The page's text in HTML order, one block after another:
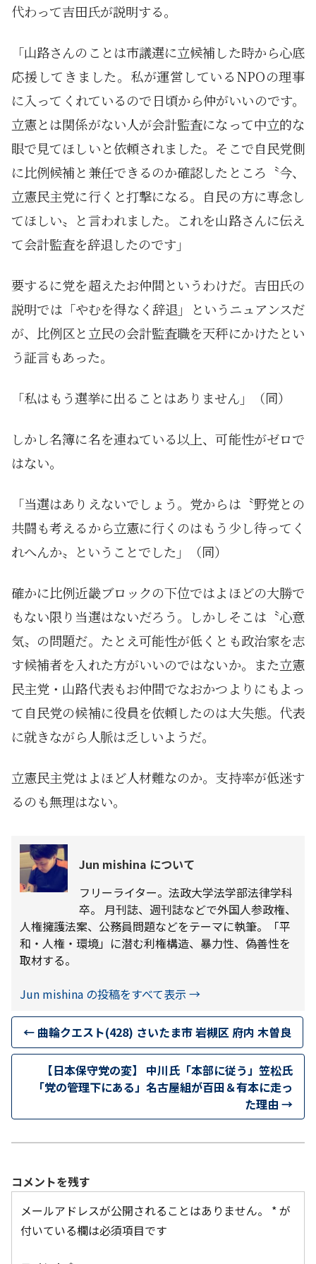
代わって吉田氏が説明する。
「山路さんのことは市議選に立候補した時から心底
応援してきました。私が運営しているNPOの理事
に入ってくれているので日頃から仲がいいのです。
立憲とは関係がない人が会計監査になって中立的な
眼で見てほしいと依頼されました。そこで自民党側
に比例候補と兼任できるのか確認したところ〝今、
立憲民主党に行くと打撃になる。自民の方に専念し
てほしい〟と言われました。これを山路さんに伝え
て会計監査を辞退したのです」
要するに党を超えたお仲間というわけだ。吉田氏の
説明では「やむを得なく辞退」というニュアンスだ
が、比例区と立民の会計監査職を天秤にかけたとい
う証言もあった。
「私はもう選挙に出ることはありません」（同）
しかし名簿に名を連ねている以上、可能性がゼロで
はない。
「当選はありえないでしょう。党からは〝野党との
共闘も考えるから立憲に行くのはもう少し待ってく
れへんか〟ということでした」（同）
確かに比例近畿ブロックの下位ではよほどの大勝で
もない限り当選はないだろう。しかしそこは〝心意
気〟の問題だ。たとえ可能性が低くとも政治家を志
す候補者を入れた方がいいのではないか。また立憲
民主党・山路代表もお仲間でなおかつよりにもよっ
て自民党の候補に役員を依頼したのは大失態。代表
に就きながら人脈は乏しいようだ。
立憲民主党はよほど人材難なのか。支持率が低迷す
るのも無理はない。
Jun mishina について
フリーライター。法政大学法学部法律学科
卒。 月刊誌、週刊誌などで外国人参政権、
人権擁護法案、公務員問題などをテーマに執筆。「平
和・人権・環境」に潜む利権構造、暴力性、偽善性を
取材する。
Jun mishina の投稿をすべて表示 →
← 曲輪クエスト(428) さいたま市 岩槻区 府内 木曽良
【日本保守党の変】 中川氏「本部に従う」笠松氏
「党の管理下にある」名古屋組が百田＆有本に走っ
た理由 →
コメントを残す
メールアドレスが公開されることはありません。
*が
付いている欄は必須項目です